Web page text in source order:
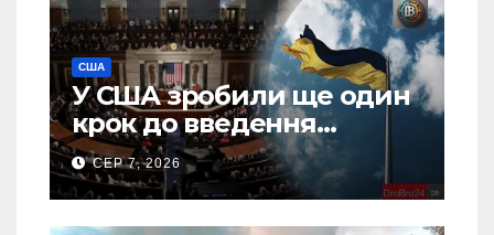
США
У США зробили ще один
крок до введення
“пекельних санкцій”
проти Росії
СЕР 7, 2026